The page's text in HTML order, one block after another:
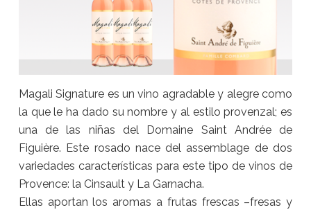
Magali Signature es un vino agradable y alegre como
la que le ha dado su nombre y al estilo provenzal; es
una de las niñas del Domaine Saint Andrée de
Figuière. Este rosado nace del assemblage de dos
variedades características para este tipo de vinos de
Provence: la Cinsault y La Garnacha.
Ellas aportan los aromas a frutas frescas –fresas y